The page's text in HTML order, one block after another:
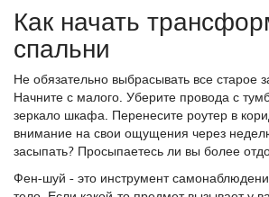
Как начать
спальни
Не обязательно выбрасывать все старое
Начните с малого. Уберите провода с
зеркало шкафа. Перенесите роутер в
внимание на свои ощущения через
засыпать? Просыпаетесь ли вы более
Фен-шуй - это инструмент